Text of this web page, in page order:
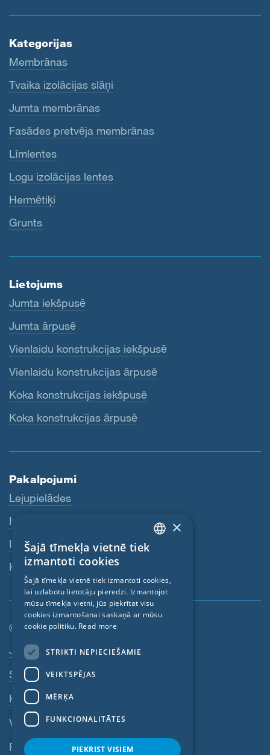
Kategorijas
Membrānas
Tvaika izolācijas slāņi
Jumta membrānas
Fasādes pretvēja membrānas
Līmlentes
Logu izolācijas lentes
Hermētiķi
Grunts
Lietojums
Jumta iekšpusē
Jumta ārpusē
Vienlaidu konstrukcijas iekšpusē
Vienlaidu konstrukcijas ārpusē
Koka konstrukcijas iekšpusē
Koka konstrukcijas ārpusē
Pakalpojumi
Lejupielādes
Internetveikals
Izplatītāji
Kontaktpersona
© SIGA 2026
Kājenes navigācija
Jobs
Sazinieties
Konfidencialitātes politika
VDN
Rekvizīti
ENGLISH
FRENCH
CZECH
×
Šajā tīmekļa vietnē tiek
izmantoti cookies
Šajā tīmekļa vietnē tiek izmantoti cookies,
lai uzlabotu lietotāju pieredzi. Izmantojot
mūsu tīmekļa vietni, jūs piekrītat visu
cookies izmantošanai saskaņā ar mūsu
cookie politiku. Read more
STRIKTI NEPIECIEŠAMIE
VEIKTSPĒJAS
MĒRĶA
FUNKCIONALITĀTES
PIEKRIST VISIEM